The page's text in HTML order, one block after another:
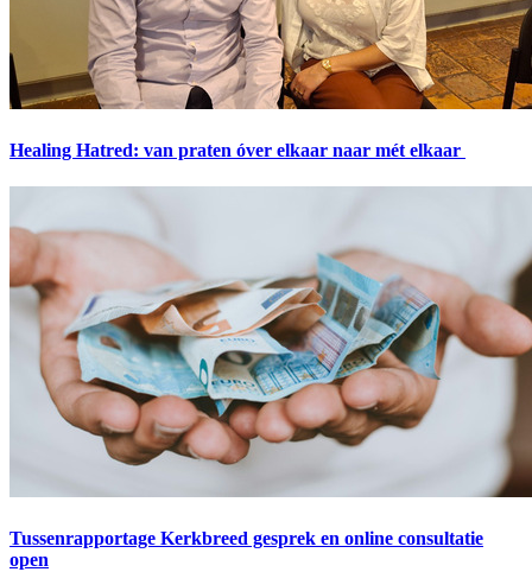
Healing Hatred: van praten óver elkaar naar mét elkaar
Tussenrapportage Kerkbreed gesprek en online consultatie
open